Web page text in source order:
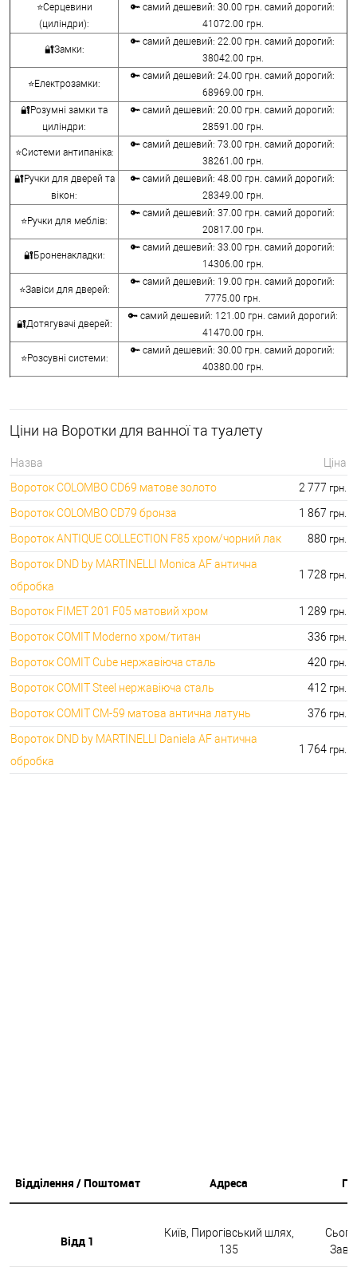
⭐Серцевини
(циліндри):
🔑 самий дешевий: 30.00 грн. самий дорогий:
41072.00 грн.
🔐Замки:
🔑 самий дешевий: 22.00 грн. самий дорогий:
38042.00 грн.
⭐Електрозамки:
🔑 самий дешевий: 24.00 грн. самий дорогий:
68969.00 грн.
🔐Розумні замки та
циліндри:
🔑 самий дешевий: 20.00 грн. самий дорогий:
28591.00 грн.
⭐Системи антипаніка:
🔑 самий дешевий: 73.00 грн. самий дорогий:
38261.00 грн.
🔐Ручки для дверей та
вікон:
🔑 самий дешевий: 48.00 грн. самий дорогий:
28349.00 грн.
⭐Ручки для меблів:
🔑 самий дешевий: 37.00 грн. самий дорогий:
20817.00 грн.
🔐Броненакладки:
🔑 самий дешевий: 33.00 грн. самий дорогий:
14306.00 грн.
⭐Завіси для дверей:
🔑 самий дешевий: 19.00 грн. самий дорогий:
7775.00 грн.
🔐Дотягувачі дверей:
🔑 самий дешевий: 121.00 грн. самий дорогий:
41470.00 грн.
⭐Розсувні системи:
🔑 самий дешевий: 30.00 грн. самий дорогий:
40380.00 грн.
⭐Сейфи:
396000.00 грн.
🔐Домофони:
⭐Сигналізація AJAX:
🔑 самий дешевий: грн. самий дорогий: грн.
Ціни на Воротки для ванної та туалету
Назва
Ціна
Вороток COLOMBO CD69 матове золото
2 777 грн.
Вороток COLOMBO CD79 бронза 1 867 грн.
Вороток ANTIQUE COLLECTION F85 хром/чорний лак 880 грн.
Вороток DND by MARTINELLI Monica AF антична
обробка
1 728 грн.
Вороток FIMET 201 F05 матовий хром 1 289 грн.
Вороток COMIT Moderno хром/титан 336 грн.
Вороток COMIT Cube нержавіюча сталь 420 грн.
Вороток COMIT Steel нержавіюча сталь 412 грн.
Вороток COMIT СМ-59 матова антична латунь 376 грн.
Вороток DND by MARTINELLI Daniela AF антична
обробка
1 764 грн.
Відділення / Поштомат Адреса
Відд 1
Київ, Пирогівський шлях,
135